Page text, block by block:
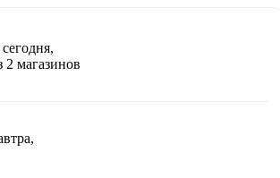
сегодня,
2 магазинов